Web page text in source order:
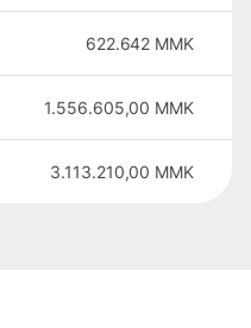
622.642 MMK
1.556.605,00 MMK
3.113.210,00 MMK